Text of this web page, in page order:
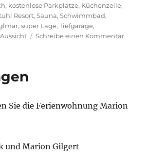
, kostenlose Parkplätze, Küchenzeile,
Resort,Sauna,Schwimmbad,
,super Lage,Tiefgarage,
Schreibe einen Kommentarzu
Sie die Ferienwohnung Marion
und Marion Gilgert